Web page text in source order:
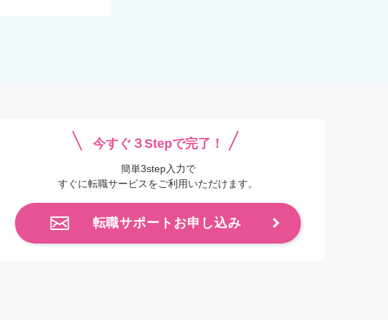
今すぐ３Stepで完了！
簡単3step入力で
すぐに転職サービスをご利用いただけます。
転職サポートお申し込み